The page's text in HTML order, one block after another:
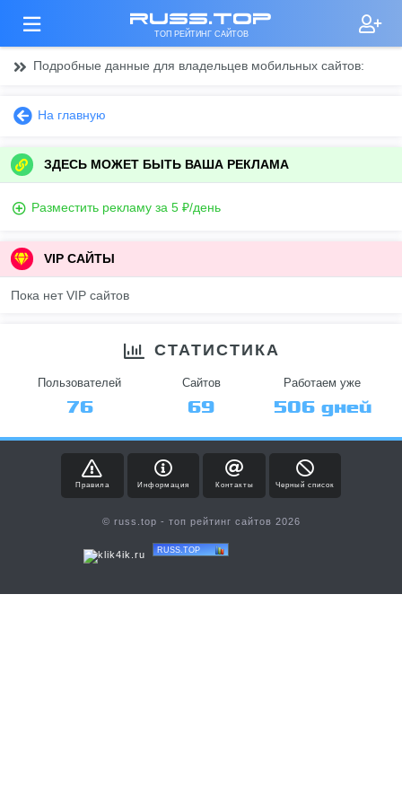
russ.top
ТОП РЕЙТИНГ САЙТОВ
Подробные данные для владельцев мобильных сайтов:
На главную
ЗДЕСЬ МОЖЕТ БЫТЬ ВАША РЕКЛАМА
Разместить рекламу за 5 ₽/день
VIP САЙТЫ
Пока нет VIP сайтов
СТАТИСТИКА
Пользователей
76
Сайтов
69
Работаем уже
506 дней
Правила Информация Контакты Черный список
© russ.top - топ рейтинг сайтов 2026